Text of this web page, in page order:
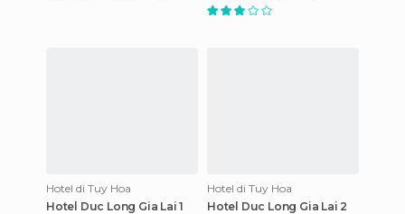
Hotel di Tuy Hoa
Hotel Duc Long Gia Lai 1
Hotel di Tuy Hoa
Hotel Duc Long Gia Lai 2